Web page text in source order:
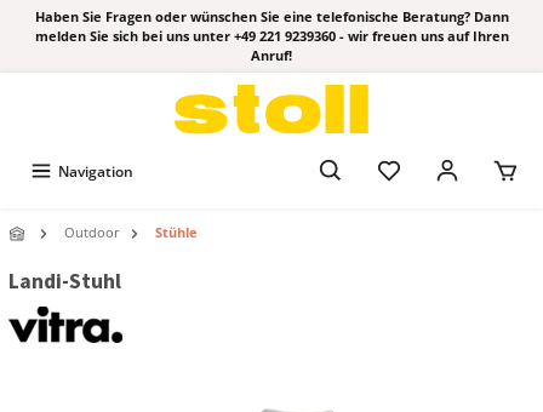
Haben Sie Fragen oder wünschen Sie eine telefonische Beratung? Dann
melden Sie sich bei uns unter +49 221 9239360 - wir freuen uns auf Ihren
Anruf!
Navigation
Outdoor Stühle
Landi-Stuhl